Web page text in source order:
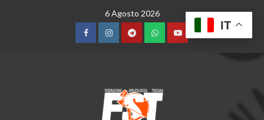
6 Agosto 2026
FacebookInstagramTelegramWhatsAppYouTube
IT